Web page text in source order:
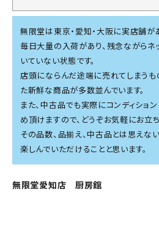
無限堂は東京・愛知・大阪に実店舗が
毎日大量の入荷があり、残念ながら
いていない状態です。
店頭にならんだ途端に売れてしまうも
た新鮮な商品が多数並んでいます。
また、中古品でも実際にコンディショ
め頂けますので、どうぞお気軽にお立ち
その品数、品揃え、中古品とは思えな
楽しんでいただけることと思います。
無限堂愛知店 厨房館